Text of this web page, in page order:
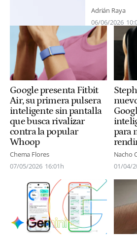
Adrián Raya
06/06/2026
Google presenta Fitbit
Air, su primera pulsera
inteligente sin pantalla
que busca rivalizar
contra la popular
Whoop
Chema Flores
07/05/2026 16:01h
para
Nacho
01/04/